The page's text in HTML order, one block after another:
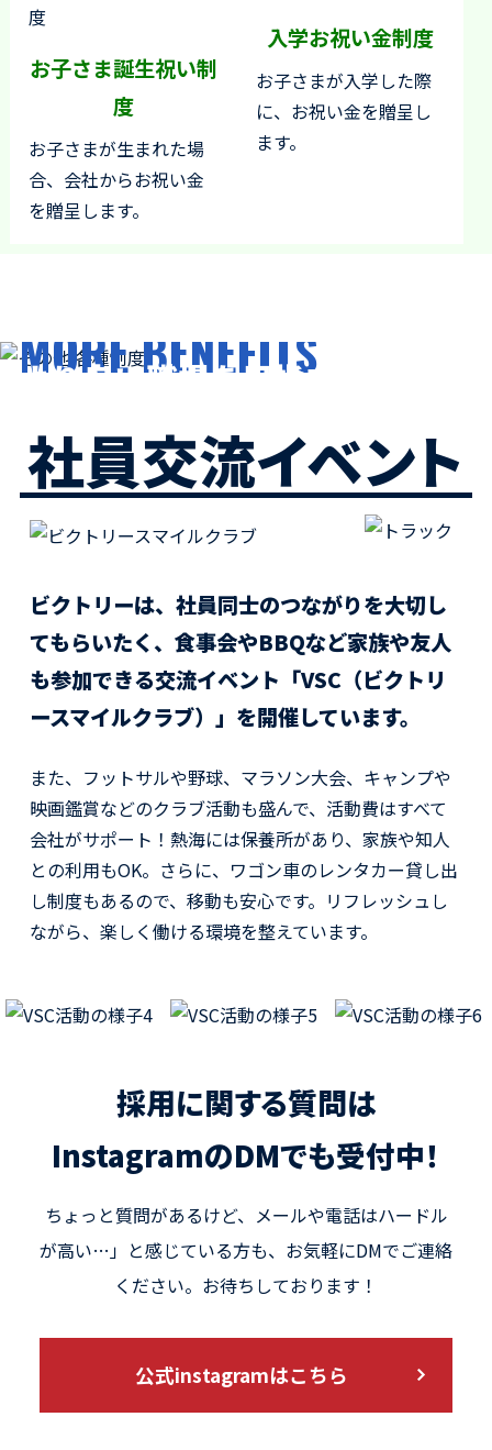
お子さま誕生祝い制
度
お子さまが生まれた場
合、会社からお祝い金
を贈呈します。
入学お祝い金制度
お子さまが入学した際
に、お祝い金を贈呈し
ます。
より良い職場を目指す取り
MORE BENEFITS
社員交流イベント
ビクトリーは、社員同士のつながりを大切し
てもらいたく、 食事会やBBQなど家族や友人
も参加できる交流イベント 「VSC（ビクトリ
ースマイルクラブ）」を開催しています。
また、フットサルや野球、マラソン大会、キャンプや
映画鑑賞などのクラブ活動も盛んで、活動費はすべて
会社がサポート！熱海には保養所があり、家族や知人
との利用もOK。さらに、ワゴン車のレンタカー貸し出
し制度もあるので、移動も安心です。リフレッシュし
ながら、楽しく働ける環境を整えています。
採用に関する質問は
InstagramのDMでも受付中！
ちょっと質問があるけど、メールや電話はハードル
が高い…」と感じている方も、 お気軽にDMでご連絡
ください。お待ちしております！
公式instagramはこちら